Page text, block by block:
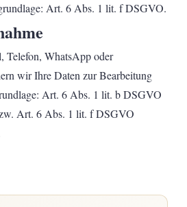
Art. 6 Abs. 1 lit. f DSGVO.
WhatsApp oder
wir Ihre Daten zur Bearbeitung
Art. 6 Abs. 1 lit. b DSGVO
Art. 6 Abs. 1 lit. f DSGVO